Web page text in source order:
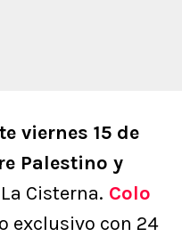
viernes 15 de
Palestino y
Cisterna. Colo
exclusivo con 24